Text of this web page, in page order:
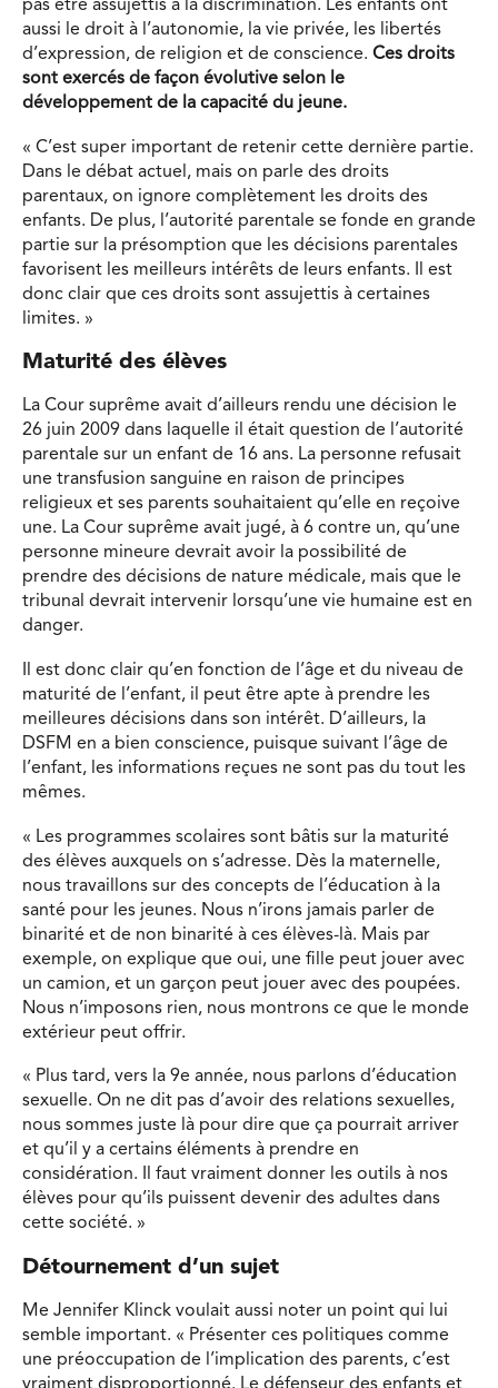
pas être assujettis à la discrimination. Les enfants ont
aussi le droit à l’autonomie, la vie privée, les libertés
d’expression, de religion et de conscience. Ces droits
sont exercés de façon évolutive selon le
développement de la capacité du jeune.
« C’est super important de retenir cette dernière partie.
Dans le débat actuel, mais on parle des droits
parentaux, on ignore complètement les droits des
enfants. De plus, l’autorité parentale se fonde en grande
partie sur la présomption que les décisions parentales
favorisent les meilleurs intérêts de leurs enfants. Il est
donc clair que ces droits sont assujettis à certaines
limites. »
Maturité des élèves
La Cour suprême avait d’ailleurs rendu une décision le
26 juin 2009 dans laquelle il était question de l’autorité
parentale sur un enfant de 16 ans. La personne refusait
une transfusion sanguine en raison de principes
religieux et ses parents souhaitaient qu’elle en reçoive
une. La Cour suprême avait jugé, à 6 contre un, qu’une
personne mineure devrait avoir la possibilité de
prendre des décisions de nature médicale, mais que le
tribunal devrait intervenir lorsqu’une vie humaine est en
danger.
Il est donc clair qu’en fonction de l’âge et du niveau de
maturité de l’enfant, il peut être apte à prendre les
meilleures décisions dans son intérêt. D’ailleurs, la
DSFM en a bien conscience, puisque suivant l’âge de
l’enfant, les informations reçues ne sont pas du tout les
mêmes.
« Les programmes scolaires sont bâtis sur la maturité
des élèves auxquels on s’adresse. Dès la maternelle,
nous travaillons sur des concepts de l’éducation à la
santé pour les jeunes. Nous n’irons jamais parler de
binarité et de non binarité à ces élèves-là. Mais par
exemple, on explique que oui, une fille peut jouer avec
un camion, et un garçon peut jouer avec des poupées.
Nous n’imposons rien, nous montrons ce que le monde
extérieur peut offrir.
« Plus tard, vers la 9e année, nous parlons d’éducation
sexuelle. On ne dit pas d’avoir des relations sexuelles,
nous sommes juste là pour dire que ça pourrait arriver
et qu’il y a certains éléments à prendre en
considération. Il faut vraiment donner les outils à nos
élèves pour qu’ils puissent devenir des adultes dans
cette société. »
Détournement d’un sujet
Me Jennifer Klinck voulait aussi noter un point qui lui
semble important. « Présenter ces politiques comme
une préoccupation de l’implication des parents, c’est